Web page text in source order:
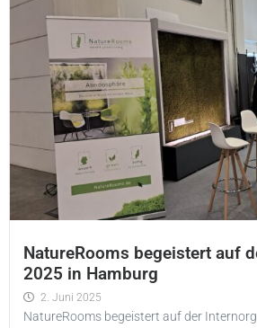
NatureRooms begeistert auf
2025 in Hamburg
2. Juni 2025
NatureRooms begeistert auf der